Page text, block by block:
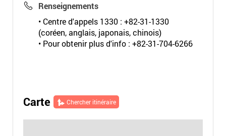
Renseignements
• Centre d'appels 1330 : +82-31-1330
(coréen, anglais, japonais, chinois)
• Pour obtenir plus d'info : +82-31-704-6266
Carte Chercher itinéraire